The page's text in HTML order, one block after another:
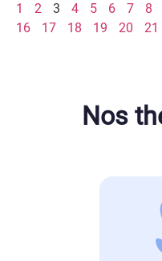
1 2 3 4 5 6 7 8
16
17 18 19 20 21
Nos